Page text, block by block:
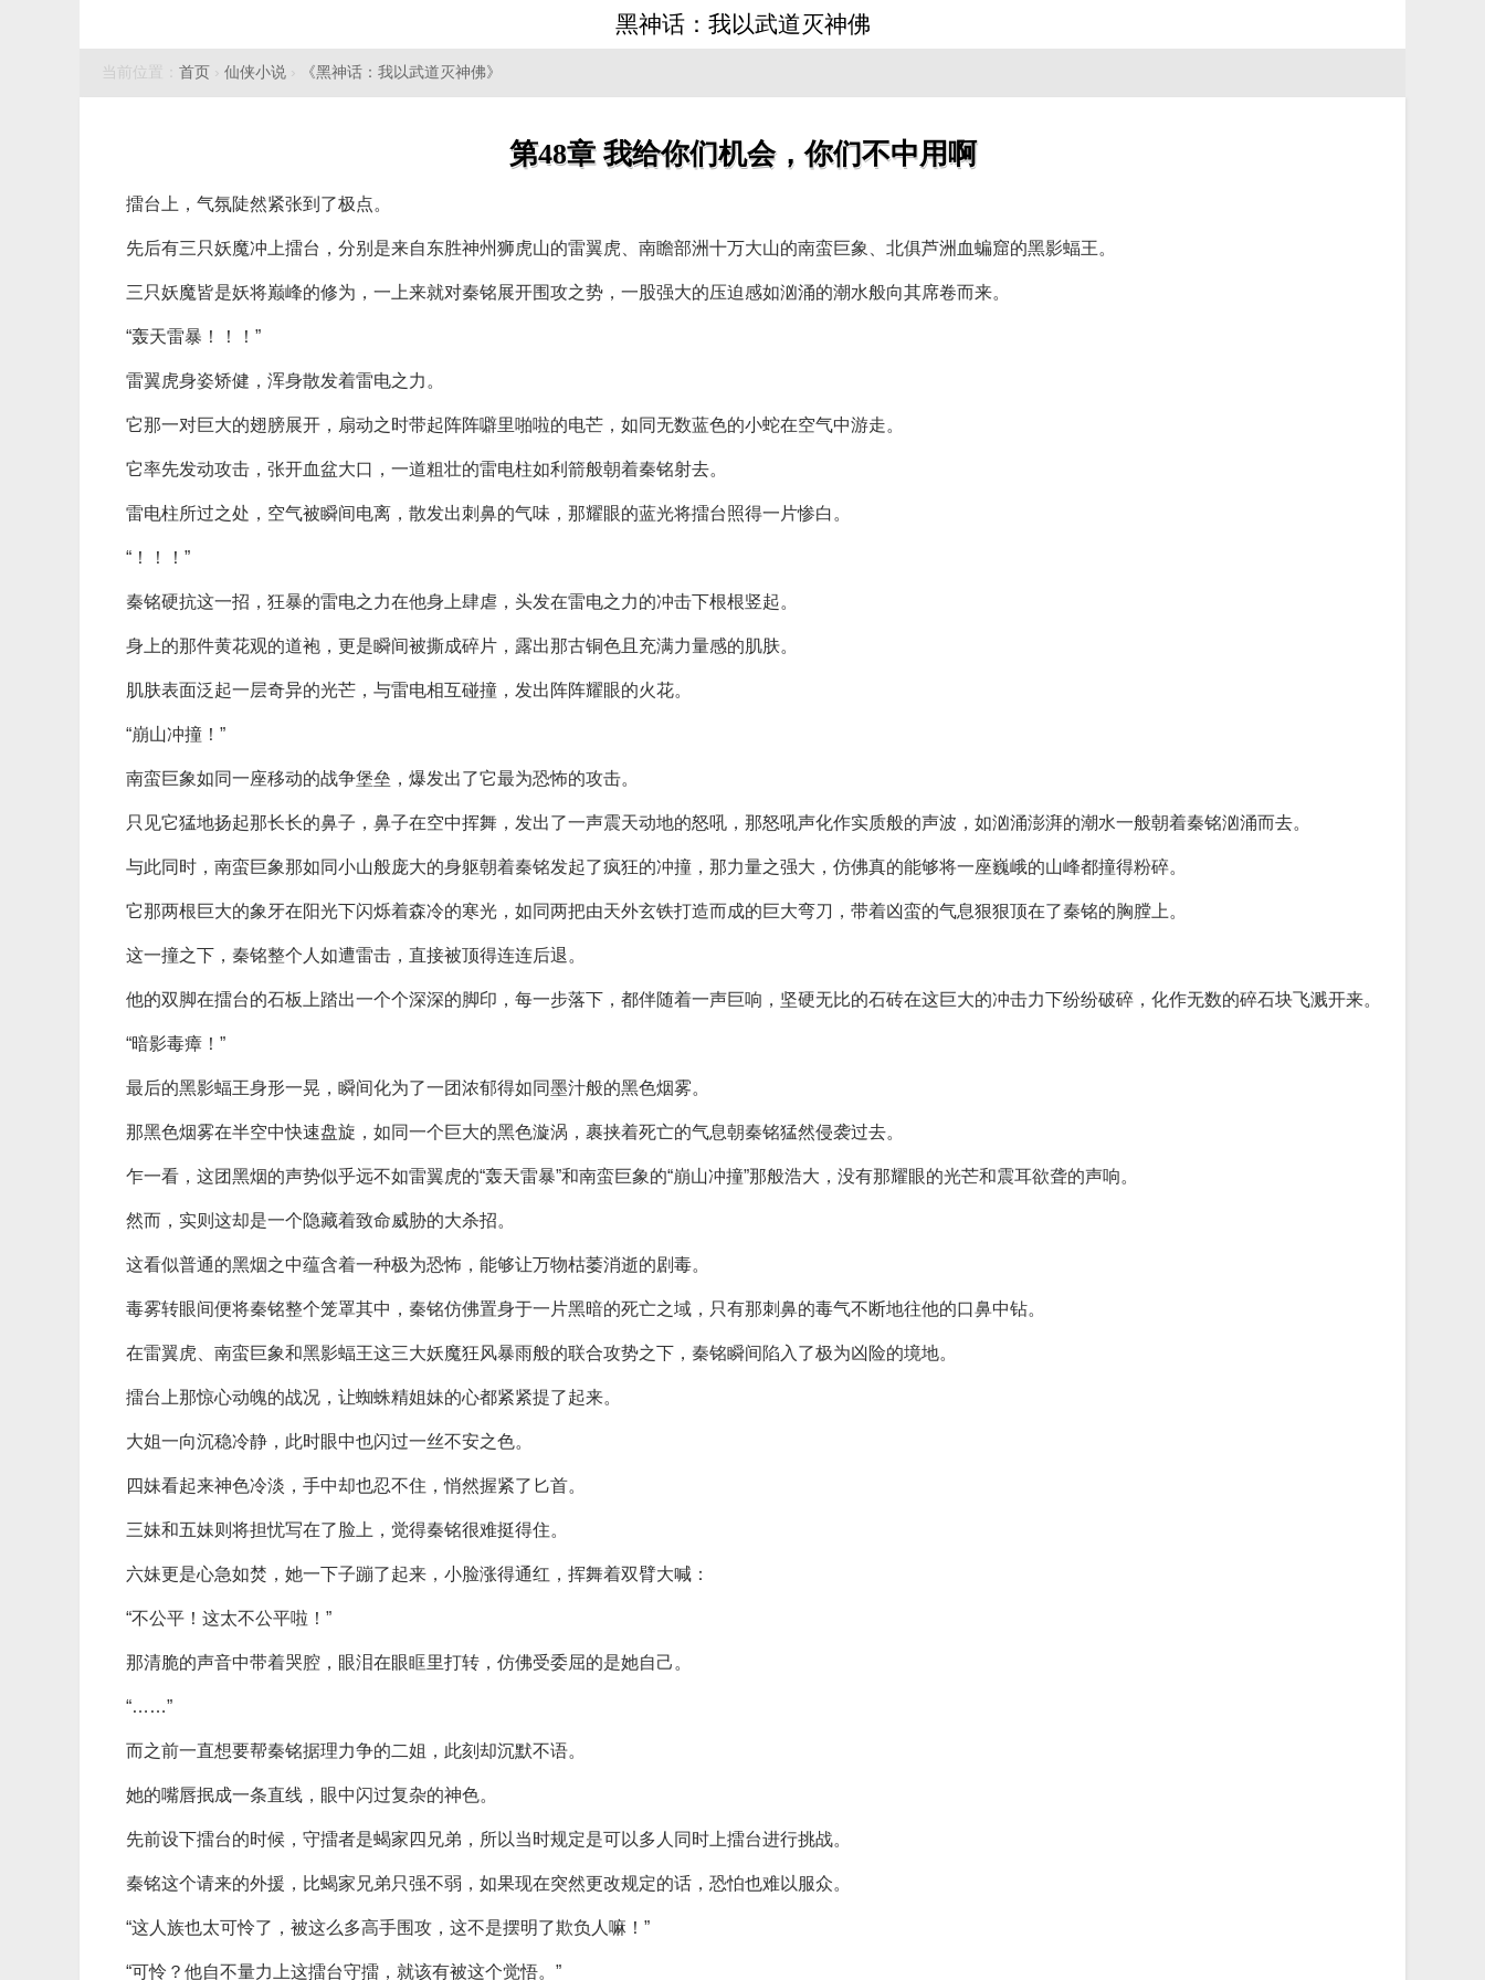
黑神话：我以武道灭神佛
当前位置： 首页 › 仙侠小说 › 《黑神话：我以武道灭神佛》
第48章 我给你们机会，你们不中用啊
擂台上，气氛陡然紧张到了极点。
先后有三只妖魔冲上擂台，分别是来自东胜神州狮虎山的雷翼虎、南瞻部洲十万大山的南蛮巨象、北俱芦洲血蝙窟的黑影蝠王。
三只妖魔皆是妖将巅峰的修为，一上来就对秦铭展开围攻之势，一股强大的压迫感如汹涌的潮水般向其席卷而来。
“轰天雷暴！！！”
雷翼虎身姿矫健，浑身散发着雷电之力。
它那一对巨大的翅膀展开，扇动之时带起阵阵噼里啪啦的电芒，如同无数蓝色的小蛇在空气中游走。
它率先发动攻击，张开血盆大口，一道粗壮的雷电柱如利箭般朝着秦铭射去。
雷电柱所过之处，空气被瞬间电离，散发出刺鼻的气味，那耀眼的蓝光将擂台照得一片惨白。
“！！！”
秦铭硬抗这一招，狂暴的雷电之力在他身上肆虐，头发在雷电之力的冲击下根根竖起。
身上的那件黄花观的道袍，更是瞬间被撕成碎片，露出那古铜色且充满力量感的肌肤。
肌肤表面泛起一层奇异的光芒，与雷电相互碰撞，发出阵阵耀眼的火花。
“崩山冲撞！”
南蛮巨象如同一座移动的战争堡垒，爆发出了它最为恐怖的攻击。
只见它猛地扬起那长长的鼻子，鼻子在空中挥舞，发出了一声震天动地的怒吼，那怒吼声化作实质般的声波，如汹涌澎湃的潮水一般朝着秦铭汹涌而去。
与此同时，南蛮巨象那如同小山般庞大的身躯朝着秦铭发起了疯狂的冲撞，那力量之强大，仿佛真的能够将一座巍峨的山峰都撞得粉碎。
它那两根巨大的象牙在阳光下闪烁着森冷的寒光，如同两把由天外玄铁打造而成的巨大弯刀，带着凶蛮的气息狠狠顶在了秦铭的胸膛上。
这一撞之下，秦铭整个人如遭雷击，直接被顶得连连后退。
他的双脚在擂台的石板上踏出一个个深深的脚印，每一步落下，都伴随着一声巨响，坚硬无比的石砖在这巨大的冲击力下纷纷破碎，化作无数的碎石块飞溅开来。
“暗影毒瘴！”
最后的黑影蝠王身形一晃，瞬间化为了一团浓郁得如同墨汁般的黑色烟雾。
那黑色烟雾在半空中快速盘旋，如同一个巨大的黑色漩涡，裹挟着死亡的气息朝秦铭猛然侵袭过去。
乍一看，这团黑烟的声势似乎远不如雷翼虎的“轰天雷暴”和南蛮巨象的“崩山冲撞”那般浩大，没有那耀眼的光芒和震耳欲聋的声响。
然而，实则这却是一个隐藏着致命威胁的大杀招。
这看似普通的黑烟之中蕴含着一种极为恐怖，能够让万物枯萎消逝的剧毒。
毒雾转眼间便将秦铭整个笼罩其中，秦铭仿佛置身于一片黑暗的死亡之域，只有那刺鼻的毒气不断地往他的口鼻中钻。
在雷翼虎、南蛮巨象和黑影蝠王这三大妖魔狂风暴雨般的联合攻势之下，秦铭瞬间陷入了极为凶险的境地。
擂台上那惊心动魄的战况，让蜘蛛精姐妹的心都紧紧提了起来。
大姐一向沉稳冷静，此时眼中也闪过一丝不安之色。
四妹看起来神色冷淡，手中却也忍不住，悄然握紧了匕首。
三妹和五妹则将担忧写在了脸上，觉得秦铭很难挺得住。
六妹更是心急如焚，她一下子蹦了起来，小脸涨得通红，挥舞着双臂大喊：
“不公平！这太不公平啦！”
那清脆的声音中带着哭腔，眼泪在眼眶里打转，仿佛受委屈的是她自己。
“……”
而之前一直想要帮秦铭据理力争的二姐，此刻却沉默不语。
她的嘴唇抿成一条直线，眼中闪过复杂的神色。
先前设下擂台的时候，守擂者是蝎家四兄弟，所以当时规定是可以多人同时上擂台进行挑战。
秦铭这个请来的外援，比蝎家兄弟只强不弱，如果现在突然更改规定的话，恐怕也难以服众。
“这人族也太可怜了，被这么多高手围攻，这不是摆明了欺负人嘛！”
“可怜？他自不量力上这擂台守擂，就该有被这个觉悟。”